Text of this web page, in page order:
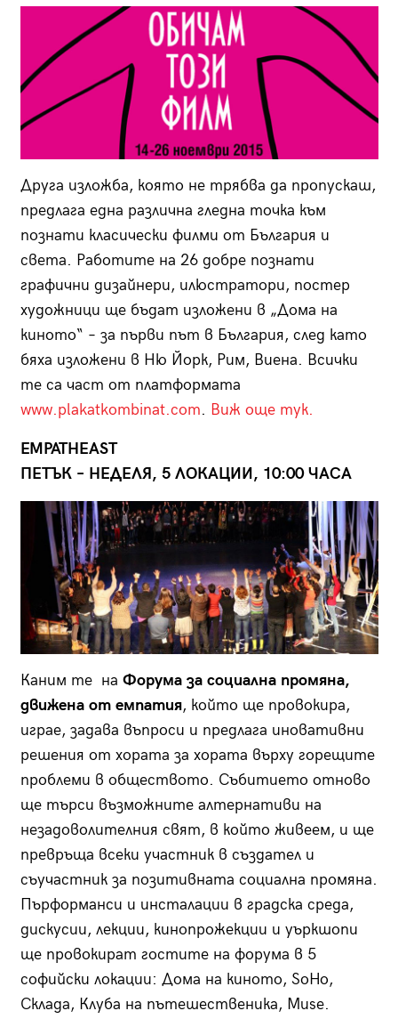
Друга изложба, която не трябва да пропускаш,
предлага една различна гледна точка към
познати класически филми от България и
света. Работите на 26 добре познати
графични дизайнери, илюстратори, постер
художници ще бъдат изложени в „Дома на
киното“ – за първи път в България, след като
бяха изложени в Ню Йорк, Рим, Виена. Всички
те са част от платформата
www.plakatkombinat.com. Виж още тук.
EMPATHEAST
ПЕТЪК – НЕДЕЛЯ, 5 ЛОКАЦИИ, 10:00 ЧАСА
Каним те на Форума за социална промяна,
движена от емпатия, който ще провокира,
играе, задава въпроси и предлага иновативни
решения от хората за хората върху горещите
проблеми в обществото. Събитието отново
ще търси възможните алтернативи на
незадоволителния свят, в който живеем, и ще
превръща всеки участник в създател и
съучастник за позитивната социална промяна.
Пърформанси и инсталации в градска среда,
дискусии, лекции, кинопрожекции и уъркшопи
ще провокират гостите на форума в 5
софийски локации: Дома на киното, SoHo,
Склада, Клуба на пътешественика, Muse.